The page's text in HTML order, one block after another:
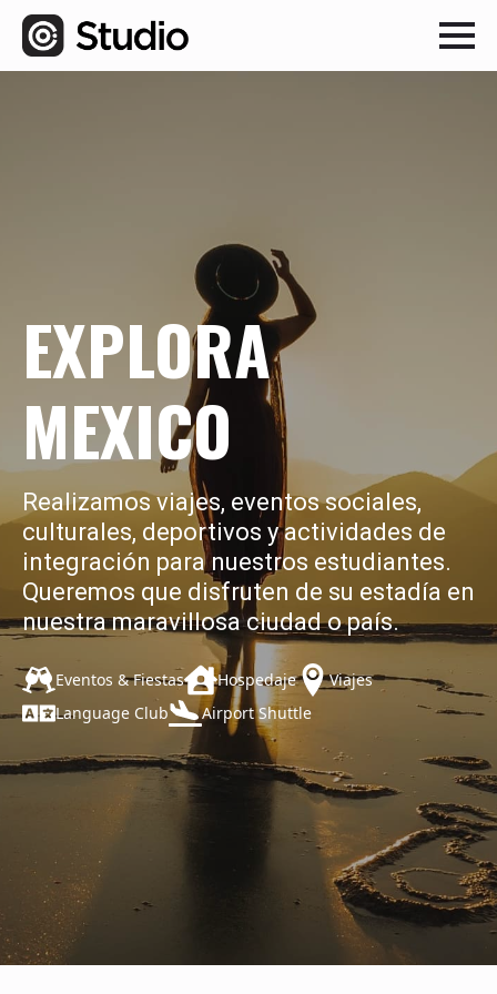
EXPLORA
MEXICO
Realizamos viajes, eventos sociales,
culturales, deportivos y actividades de
integración para nuestros estudiantes.
Queremos que disfruten de su estadía en
nuestra maravillosa ciudad o país.
Eventos & Fiestas Hospedaje
Viajes
Language Club
Airport Shuttle